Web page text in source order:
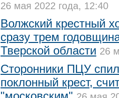
26 мая 2022 года, 12:40
Волжский крестный
сразу трем
Тверской области 26
Сторонники ПЦУ
поклонный крест,